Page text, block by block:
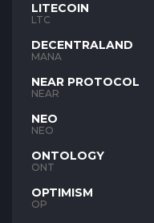
LITECOIN
LTC
DECENTRALAND
MANA
NEAR PROTOCOL
NEAR
NEO
NEO
ONTOLOGY
ONT
OPTIMISM
OP